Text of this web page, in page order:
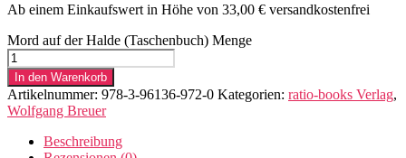
Ab einem Einkaufswert in Höhe von 33,00 € versandkostenfrei
Mord auf der Halde (Taschenbuch) Menge
In den Warenkorb
Artikelnummer: 978-3-96136-972-0 Kategorien: ratio-books Verlag,
Wolfgang Breuer
Beschreibung